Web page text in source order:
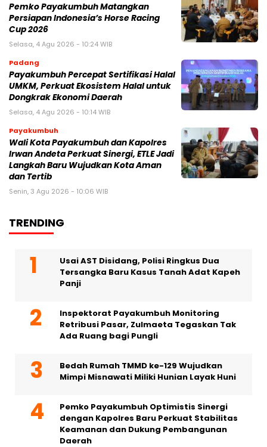
Pemko Payakumbuh Matangkan
Persiapan Indonesia’s Horse Racing
Cup 2026
Selasa, 4 Agu 2026 - 10:24 WIB
Padang
Payakumbuh Percepat Sertifikasi Halal
UMKM, Perkuat Ekosistem Halal untuk
Dongkrak Ekonomi Daerah
Selasa, 4 Agu 2026 - 10:14 WIB
Payakumbuh
Wali Kota Payakumbuh dan Kapolres
Irwan Andeta Perkuat Sinergi, ETLE Jadi
Langkah Baru Wujudkan Kota Aman
dan Tertib
Senin, 3 Agu 2026 - 10:06 WIB
TRENDING
Usai AST Disidang, Polisi Ringkus Dua
Tersangka Baru Kasus Tanah Adat Kapeh
Panji
Inspektorat Payakumbuh Monitoring
Retribusi Pasar, Zulmaeta Tegaskan Tak
Ada Ruang bagi Pungli
Bedah Rumah TMMD ke-129 Wujudkan
Mimpi Misnawati Miliki Hunian Layak Huni
Pemko Payakumbuh Optimistis Sinergi
dengan Kapolres Baru Perkuat Stabilitas
Keamanan dan Dukung Pembangunan
Daerah